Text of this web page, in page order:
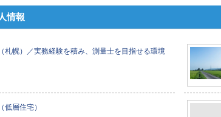
情報
札幌）／実務経験を積み、測量士を目指せる環境
低層住宅）